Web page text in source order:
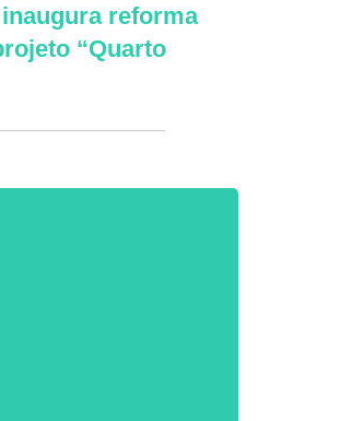
reforma
“Quarto